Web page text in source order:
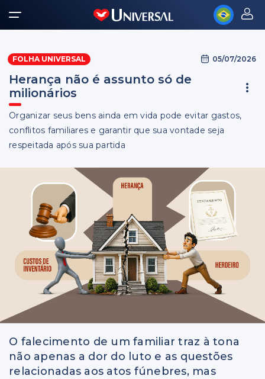
FOLHA UNIVERSAL 05/07/2026
Herança não é assunto só de
milionários
Organizar seus bens ainda em vida pode evitar gastos,
conflitos familiares e garantir que sua vontade seja
respeitada após sua partida
O falecimento de um familiar traz à tona
não apenas a dor do luto e as questões
relacionadas aos atos fúnebres, mas